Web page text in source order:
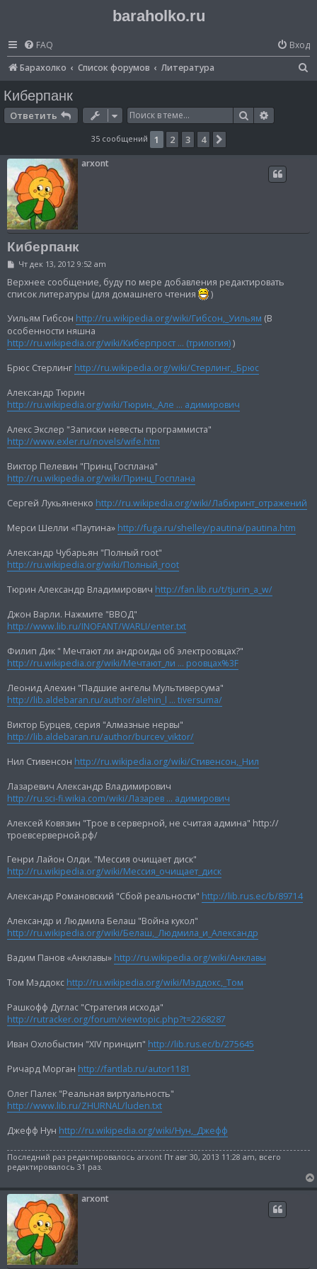
baraholko.ru
FAQ
Вход
Барахолко
Список форумов Литература
Киберпанк
Ответить Поиск
35 сообщений 1 2 3 4
arxont
Киберпанк
С
о
б
щ
н
и
е
Чт дек 13, 2012 9:52 am
Верхнее сообщение, буду по мере добавления редактировать
список литературы (для домашнего чтения
)
Уильям Гибсон http://ru.wikipedia.org/wiki/Гибсон,_Уильям (В
особенности няшна
http://ru.wikipedia.org/wiki/Киберпрост ... (трилогия))
Брюс Стерлинг http://ru.wikipedia.org/wiki/Стерлинг,_Брюс
Александр Тюрин
http://ru.wikipedia.org/wiki/Тюрин,_Але ... адимирович
Алекс Экслер "Записки невесты программиста"
http://www.exler.ru/novels/wife.htm
Виктор Пелевин "Принц Госплана"
http://ru.wikipedia.org/wiki/Принц_Госплана
Сергей Лукьяненко http://ru.wikipedia.org/wiki/Лабиринт_отражений
Мерси Шелли «Паутина» http://fuga.ru/shelley/pautina/pautina.htm
Александр Чубарьян "Полный root"
http://ru.wikipedia.org/wiki/Полный_root
Тюрин Александр Владимирович http://fan.lib.ru/t/tjurin_a_w/
Джон Варли. Нажмите "ВВОД"
http://www.lib.ru/INOFANT/WARLI/enter.txt
Филип Дик " Мечтают ли андроиды об электроовцах?"
http://ru.wikipedia.org/wiki/Мечтают_ли ... роовцах%3F
Леонид Алехин "Падшие ангелы Мультиверсума"
http://lib.aldebaran.ru/author/alehin_l ... tiversuma/
Виктор Бурцев, серия "Алмазные нервы"
http://lib.aldebaran.ru/author/burcev_viktor/
Нил Стивенсон http://ru.wikipedia.org/wiki/Стивенсон,_Нил
Лазаревич Александр Владимирович
http://ru.sci-fi.wikia.com/wiki/Лазарев ... адимирович
Алексей Ковязин "Трое в серверной, не считая админа" http://
троевсерверной.рф/
Генри Лайон Олди. "Мессия очищает диск"
http://ru.wikipedia.org/wiki/Мессия_очищает_диск
Александр Романовский "Сбой реальности" http://lib.rus.ec/b/89714
Александр и Людмила Белаш "Война кукол"
http://ru.wikipedia.org/wiki/Белаш,_Людмила_и_Александр
Вадим Панов «Анклавы» http://ru.wikipedia.org/wiki/Анклавы
Том Мэддокс http://ru.wikipedia.org/wiki/Мэддокс,_Том
Рашкофф Дуглас "Стратегия исхода"
http://rutracker.org/forum/viewtopic.php?t=2268287
Иван Охлобыстин "XIV принцип" http://lib.rus.ec/b/275645
Ричард Морган http://fantlab.ru/autor1181
Олег Палек "Реальная виртуальность"
http://www.lib.ru/ZHURNAL/luden.txt
Джефф Нун http://ru.wikipedia.org/wiki/Нун,_Джефф
Последний раз редактировалось arxont Пт авг 30, 2013 11:28 am, всего
редактировалось 31 раз.
arxont